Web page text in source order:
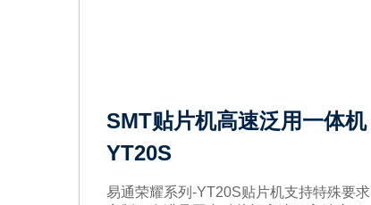
SMT贴片机高速泛用一体机
YT20S
易通荣耀系列-YT20S贴片机支持特殊要求